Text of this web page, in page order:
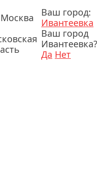
Ваш город:
Ивантеевка
Ваш город
Ивантеевка?
Да Нет